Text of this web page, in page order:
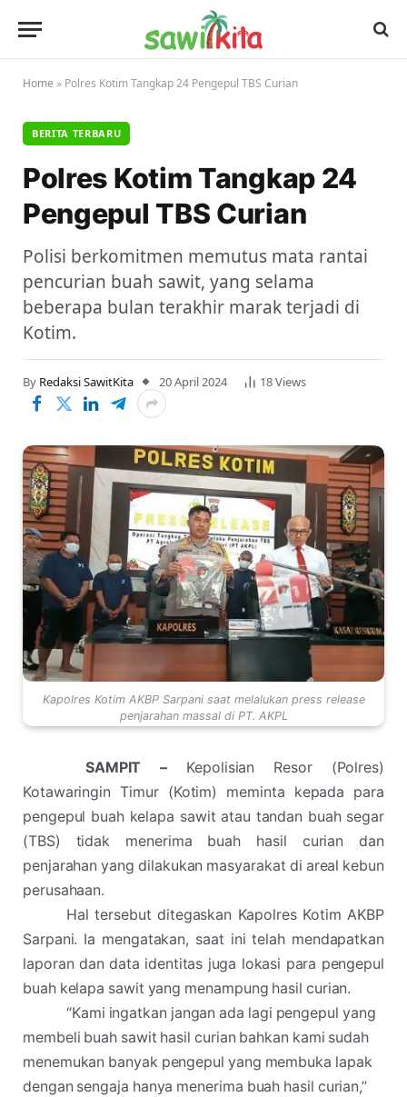
Home » Polres Kotim Tangkap 24 Pengepul TBS Curian
BERITA TERBARU
Polres Kotim Tangkap 24
Pengepul TBS Curian
Polisi berkomitmen memutus mata rantai
pencurian buah sawit, yang selama
beberapa bulan terakhir marak terjadi di
Kotim.
By Redaksi SawitKita 20 April 2024 18Views
Kapolres Kotim AKBP Sarpani saat melalukan press release
penjarahan massal di PT. AKPL
SAMPIT – Kepolisian Resor (Polres)
Kotawaringin Timur (Kotim) meminta kepada para
pengepul buah kelapa sawit atau tandan buah segar
(TBS) tidak menerima buah hasil curian dan
penjarahan yang dilakukan masyarakat di areal kebun
perusahaan.
Hal tersebut ditegaskan Kapolres Kotim AKBP
Sarpani. Ia mengatakan, saat ini telah mendapatkan
laporan dan data identitas juga lokasi para pengepul
buah kelapa sawit yang menampung hasil curian.
“Kami ingatkan jangan ada lagi pengepul yang
membeli buah sawit hasil curian bahkan kami sudah
menemukan banyak pengepul yang membuka lapak
dengan sengaja hanya menerima buah hasil curian,”